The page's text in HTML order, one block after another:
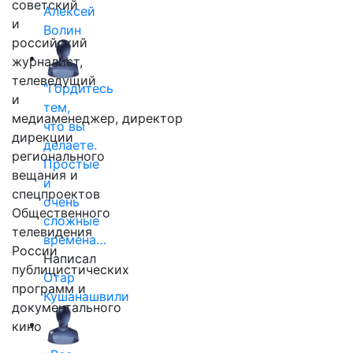
Алексей
Волин
"Гордитесь
тем,
что вы
делаете.
Простые
и
очень
сложные
времена…
Написал
Отар
Кушанашвили
советский
и
российский
журналист,
телеведущий
и
медиаменеджер, директор
дирекции
регионального
вещания и
спецпроектов
Общественного
телевидения
России
публицистических
программ и
документального
кино